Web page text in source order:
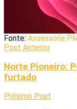
Fonte: Assessoria
Post Anterior
Norte Pioneiro:
furtado
Próximo Post